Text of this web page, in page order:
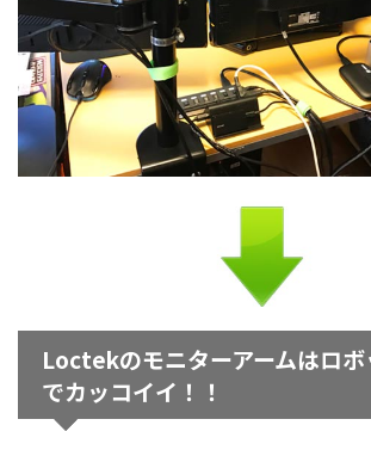
Loctekのモニターアームはロボ
でカッコイイ！！